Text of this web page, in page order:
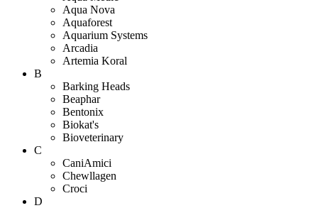
Aqua Nova
Aquaforest
Aquarium Systems
Arcadia
Artemia Koral
B
Barking Heads
Beaphar
Bentonix
Biokat's
Bioveterinary
C
CaniAmici
Chewllagen
Croci
D